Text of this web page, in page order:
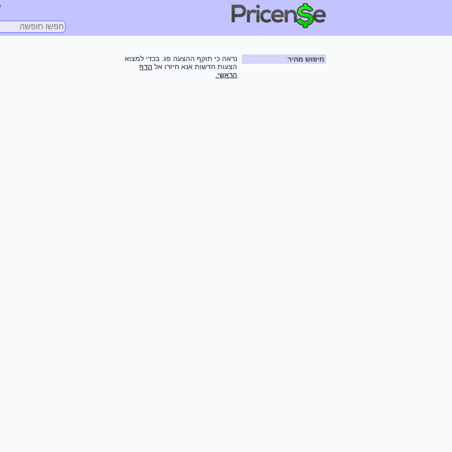
חיפוש מהיר
נראה כי תוקף ההצעה פג. בכדי למצוא
הצעות חדשות אנא חיזרו אל הדף
הראשי.